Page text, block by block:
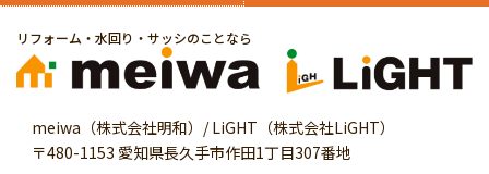
リフォーム・水回り・サッシのことなら
meiwa（株式会社明和）/ LiGHT（株式会社LiGHT）
〒480-1153 愛知県長久手市作田1丁目307番地